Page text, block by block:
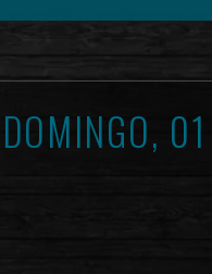
DOMINGO,